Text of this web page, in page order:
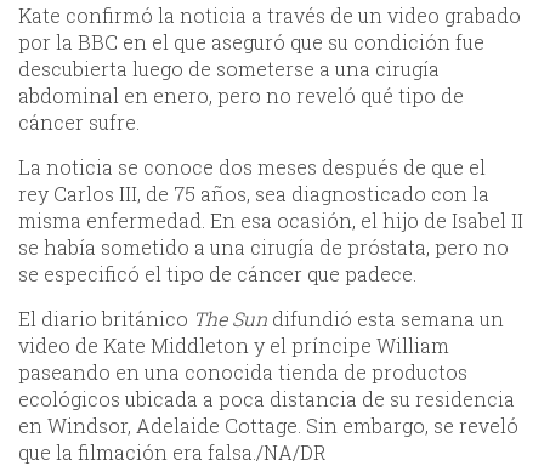
Kate confirmó la noticia a través de un video grabado
por la BBC en el que aseguró que su condición fue
descubierta luego de someterse a una cirugía
abdominal en enero, pero no reveló qué tipo de
cáncer sufre.
La noticia se conoce dos meses después de que el
rey Carlos III, de 75 años, sea diagnosticado con la
misma enfermedad. En esa ocasión, el hijo de Isabel II
se había sometido a una cirugía de próstata, pero no
se especificó el tipo de cáncer que padece.
El diario británico The Sun difundió esta semana un
video de Kate Middleton y el príncipe William
paseando en una conocida tienda de productos
ecológicos ubicada a poca distancia de su residencia
en Windsor, Adelaide Cottage. Sin embargo, se reveló
que la filmación era falsa./NA/DR